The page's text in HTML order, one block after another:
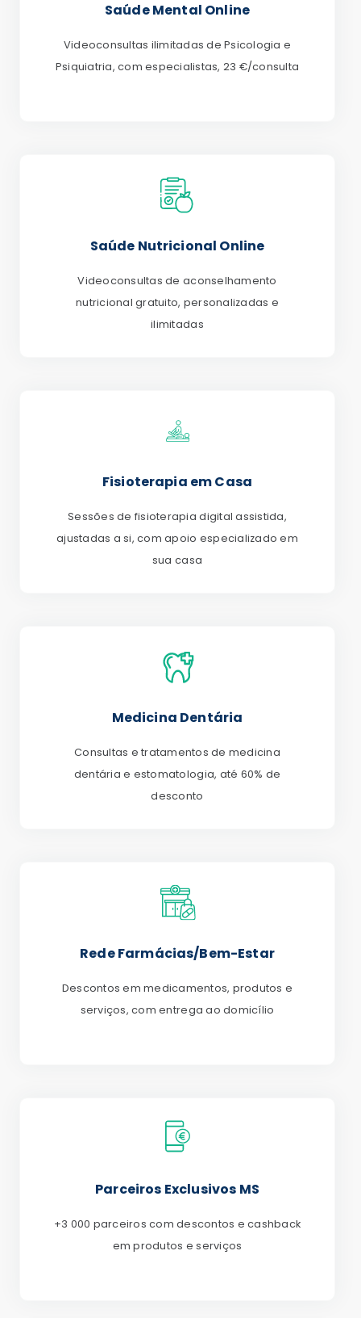
Saúde Mental Online
Videoconsultas ilimitadas de Psicologia e
Psiquiatria, com especialistas, 23 €/consulta
Saúde Nutricional Online
Videoconsultas de aconselhamento
nutricional gratuito, personalizadas e
ilimitadas
Fisioterapia em Casa
Sessões de fisioterapia digital assistida,
ajustadas a si, com apoio especializado em
sua casa
Medicina Dentária
Consultas e tratamentos de medicina
dentária e estomatologia, até 60% de
desconto
Rede Farmácias/Bem-Estar
Descontos em medicamentos, produtos e
serviços, com entrega ao domicílio
Parceiros Exclusivos MS
+3 000 parceiros com descontos e cashback
em produtos e serviços